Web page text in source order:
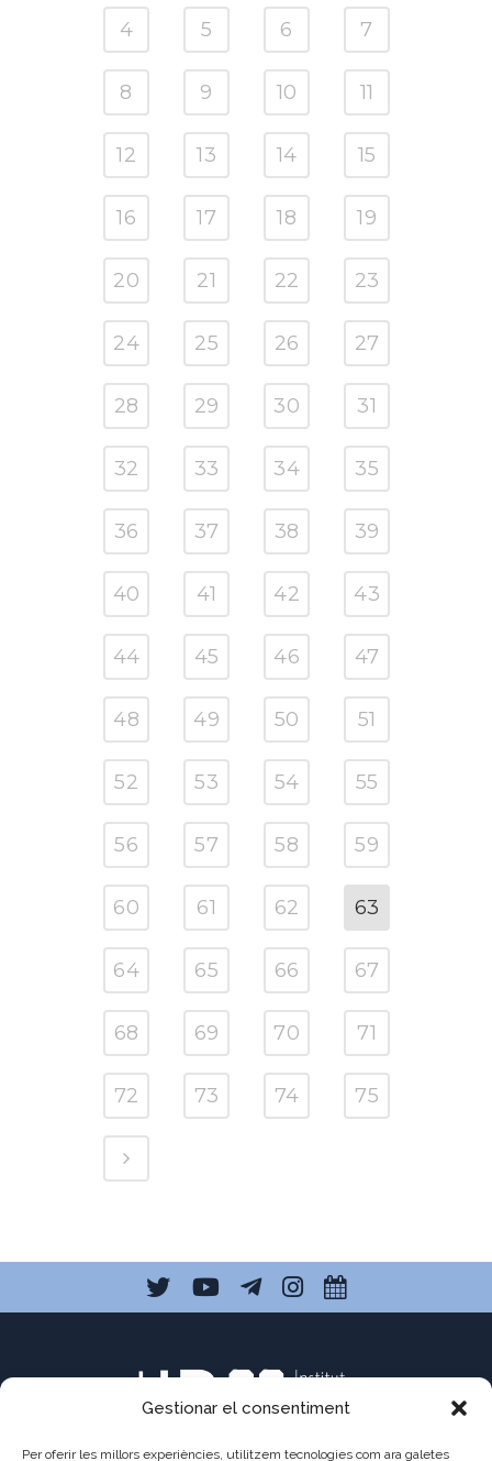
Gestionar el consentiment
Per oferir les millors experiències, utilitzem tecnologies com ara galetes
4 5 6 7
8 9 10 11
12 13 14 15
16 17 18 19
20 21 22 23
24 25 26 27
28 29 30 31
32 33 34 35
36 37 38 39
40 41 42 43
44 45 46 47
48 49 50 51
52 53 54 55
56 57 58 59
60 61 62 63
64 65 66 67
68 69 70 71
72 73 74 75